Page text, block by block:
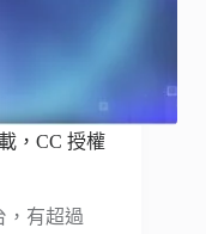
，CC 授權
，有超過